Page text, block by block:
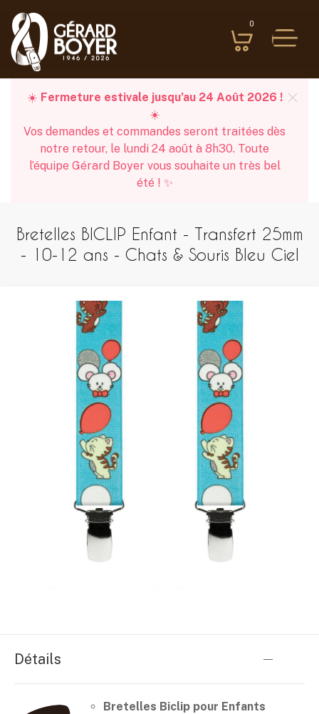
0
☀️ Fermeture estivale jusqu’au 24 Août 2026 !
☀️
Vos demandes et commandes seront traitées dès
notre retour, le lundi 24 août à 8h30. Toute
l’équipe Gérard Boyer vous souhaite un très bel
été ! ✨
Bretelles BICLIP Enfant - Transfert 25mm
- 10-12 ans - Chats & Souris Bleu Ciel
Détails
Bretelles Biclip pour Enfants